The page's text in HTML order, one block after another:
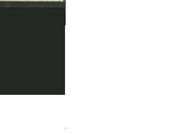
Original Munck, "Der kleine
Standardpreis
390,00 €